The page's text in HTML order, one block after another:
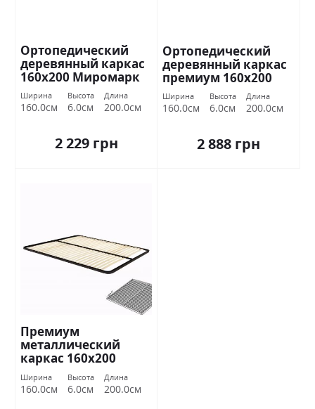
Ортопедический
деревянный каркас
160х200 Миромарк
Ширина
160.0см
Высота
6.0см
Длина
200.0см
2 229 грн
Ортопедический
деревянный каркас
премиум 160х200
Миромарк
Ширина
160.0см
Высота
6.0см
Длина
200.0см
2 888 грн
Премиум
металлический
каркас 160х200
Миромарк
Ширина
160.0см
Высота
6.0см
Длина
200.0см